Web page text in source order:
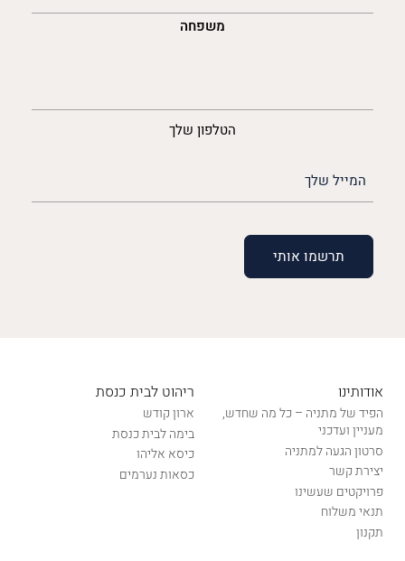
משפחה
הטלפון שלך
(חובה)
אודותינו
הפיד של מתניה – כל מה שחדש,
מעניין ועדכני
סרטון הגעה למתניה
יצירת קשר
פרויקטים שעשינו
תנאי משלוח
תקנון
ריהוט לבית כנסת
ארון קודש
בימה לבית כנסת
כיסא אליהו
כסאות נערמים